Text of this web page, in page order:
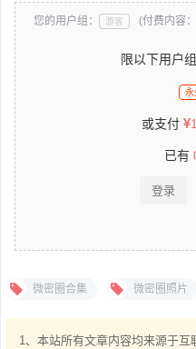
您的用户组： 游客 (付费内容
限以下用户
永
或支付
已有
登录
微密圈合集 微密圈照片
1、本站所有文章内容均来源于